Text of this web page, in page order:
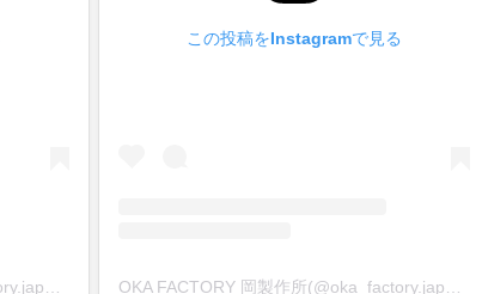
この投稿をInstagramで見る